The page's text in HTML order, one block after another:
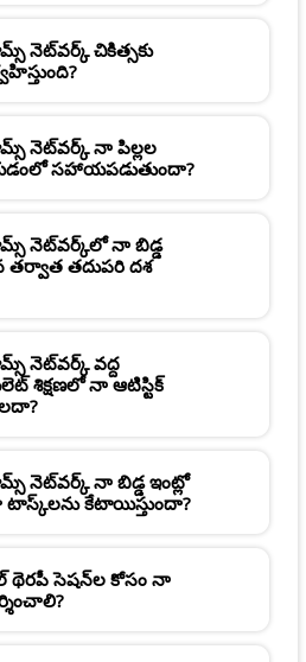
నెట్‌వర్క్ చికిత్సకు
నెట్‌వర్క్ నా పిల్లల
సహాయపడుతుందా?
నెట్‌వర్క్‌లో నా బిడ్డ
తర్వాత తదుపరి దశ
నెట్‌వర్క్ వద్ద
శిక్షణలో నా ఆటిస్టిక్
నెట్‌వర్క్ నా బిడ్డ ఇంట్లో
కేటాయిస్తుందా?
థెరపీ సెషన్‌ల కోసం నా